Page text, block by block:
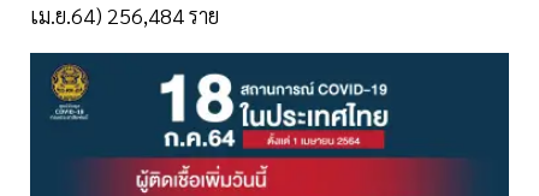
เม.ย.64) 256,484 ราย